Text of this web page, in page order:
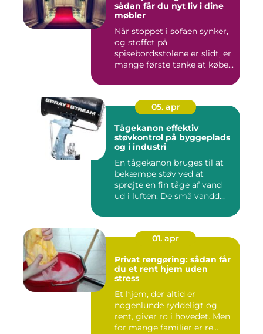
sådan får du nyt liv i dine
møbler
Når stoppet i sofaen synker,
og stoffet på
spisebordsstolene er slidt, er
mange første tanke at købe...
05. apr
Tågekanon effektiv
støvkontrol på byggeplads
og i industri
En tågekanon bruges til at
bekæmpe støv ved at
sprøjte en fin tåge af vand
ud i luften. De små vandd...
01. apr
Privat rengøring: sådan får
du et rent hjem uden
stress
Et hjem, der altid er
nogenlunde ryddeligt og
rent, giver ro i hovedet. Men
for mange familier er re...